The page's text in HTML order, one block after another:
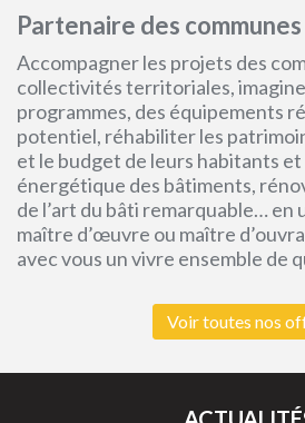
Partenaire des communes
Accompagner les projets des
collectivités territoriales,
programmes, des équipements
potentiel, réhabiliter les
et le budget de leurs habitants
énergétique des bâtiments,
de l’art du bâti remarquable… en
maître d’œuvre ou maître
avec vous un vivre ensemble de
Voir toutes nos